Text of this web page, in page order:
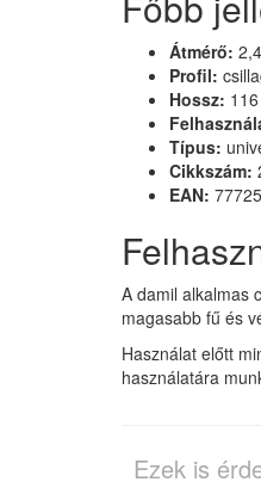
Átmérő:
Profil:
Hossz:
Típus:
Cikkszám:
EAN:
A damil alkalmas
magasabb fű és
Használat előtt
használatára
Ezek is